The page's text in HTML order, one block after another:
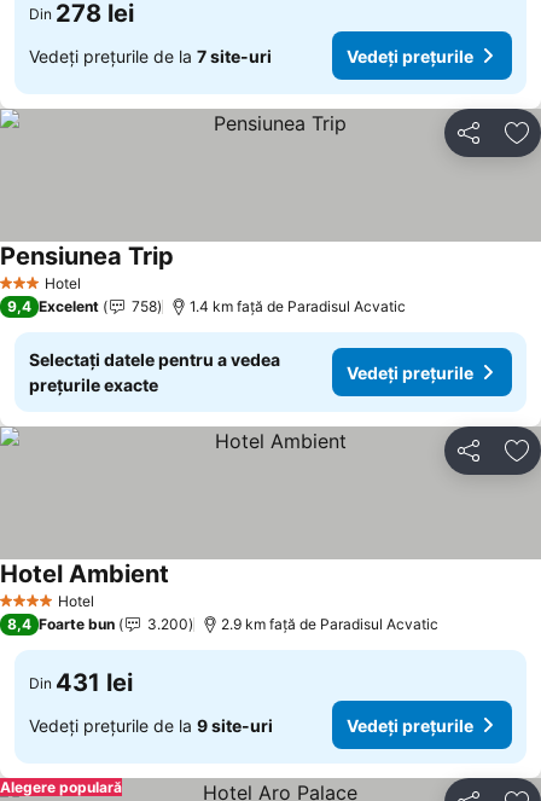
Din 278 lei
Vedeți prețurile de la 7 site-uri Vedeți prețurile
Distribuiți
3 SteleHotel
Pensiunea Trip
9,4 Excelent 758 1.4 km faţă de Paradisul Acvatic
Selectați datele pentru a vedea
prețurile exacte
Vedeți prețurile
Distribuiți
4 Stele Hotel
Hotel Ambient
8,4 Foarte bun 3.200 2.9 km faţă de Paradisul Acvatic
Din 431 lei
Vedeți prețurile de la 9 site-uri Vedeți prețurile
Alegere populară